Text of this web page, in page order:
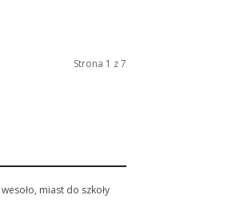
Strona 1 z 7
miast do szkoły